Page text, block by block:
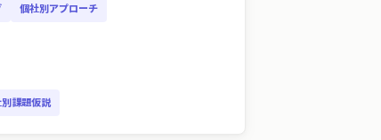
個社別アプローチ
課題仮説